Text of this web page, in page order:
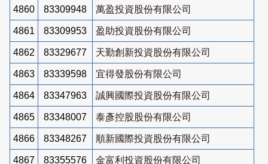
4860 83309948 萬盈投資股份有限公司
4861 83309953 盈助投資股份有限公司
4862 83329677 天勤創新投資股份有限公司
4863 83339598 宜得發股份有限公司
4864 83347963 誠興國際投資股份有限公司
4865 83348007 泰彥控股股份有限公司
4866 83348267 順新國際投資股份有限公司
4867 83355576 金富利投資股份有限公司